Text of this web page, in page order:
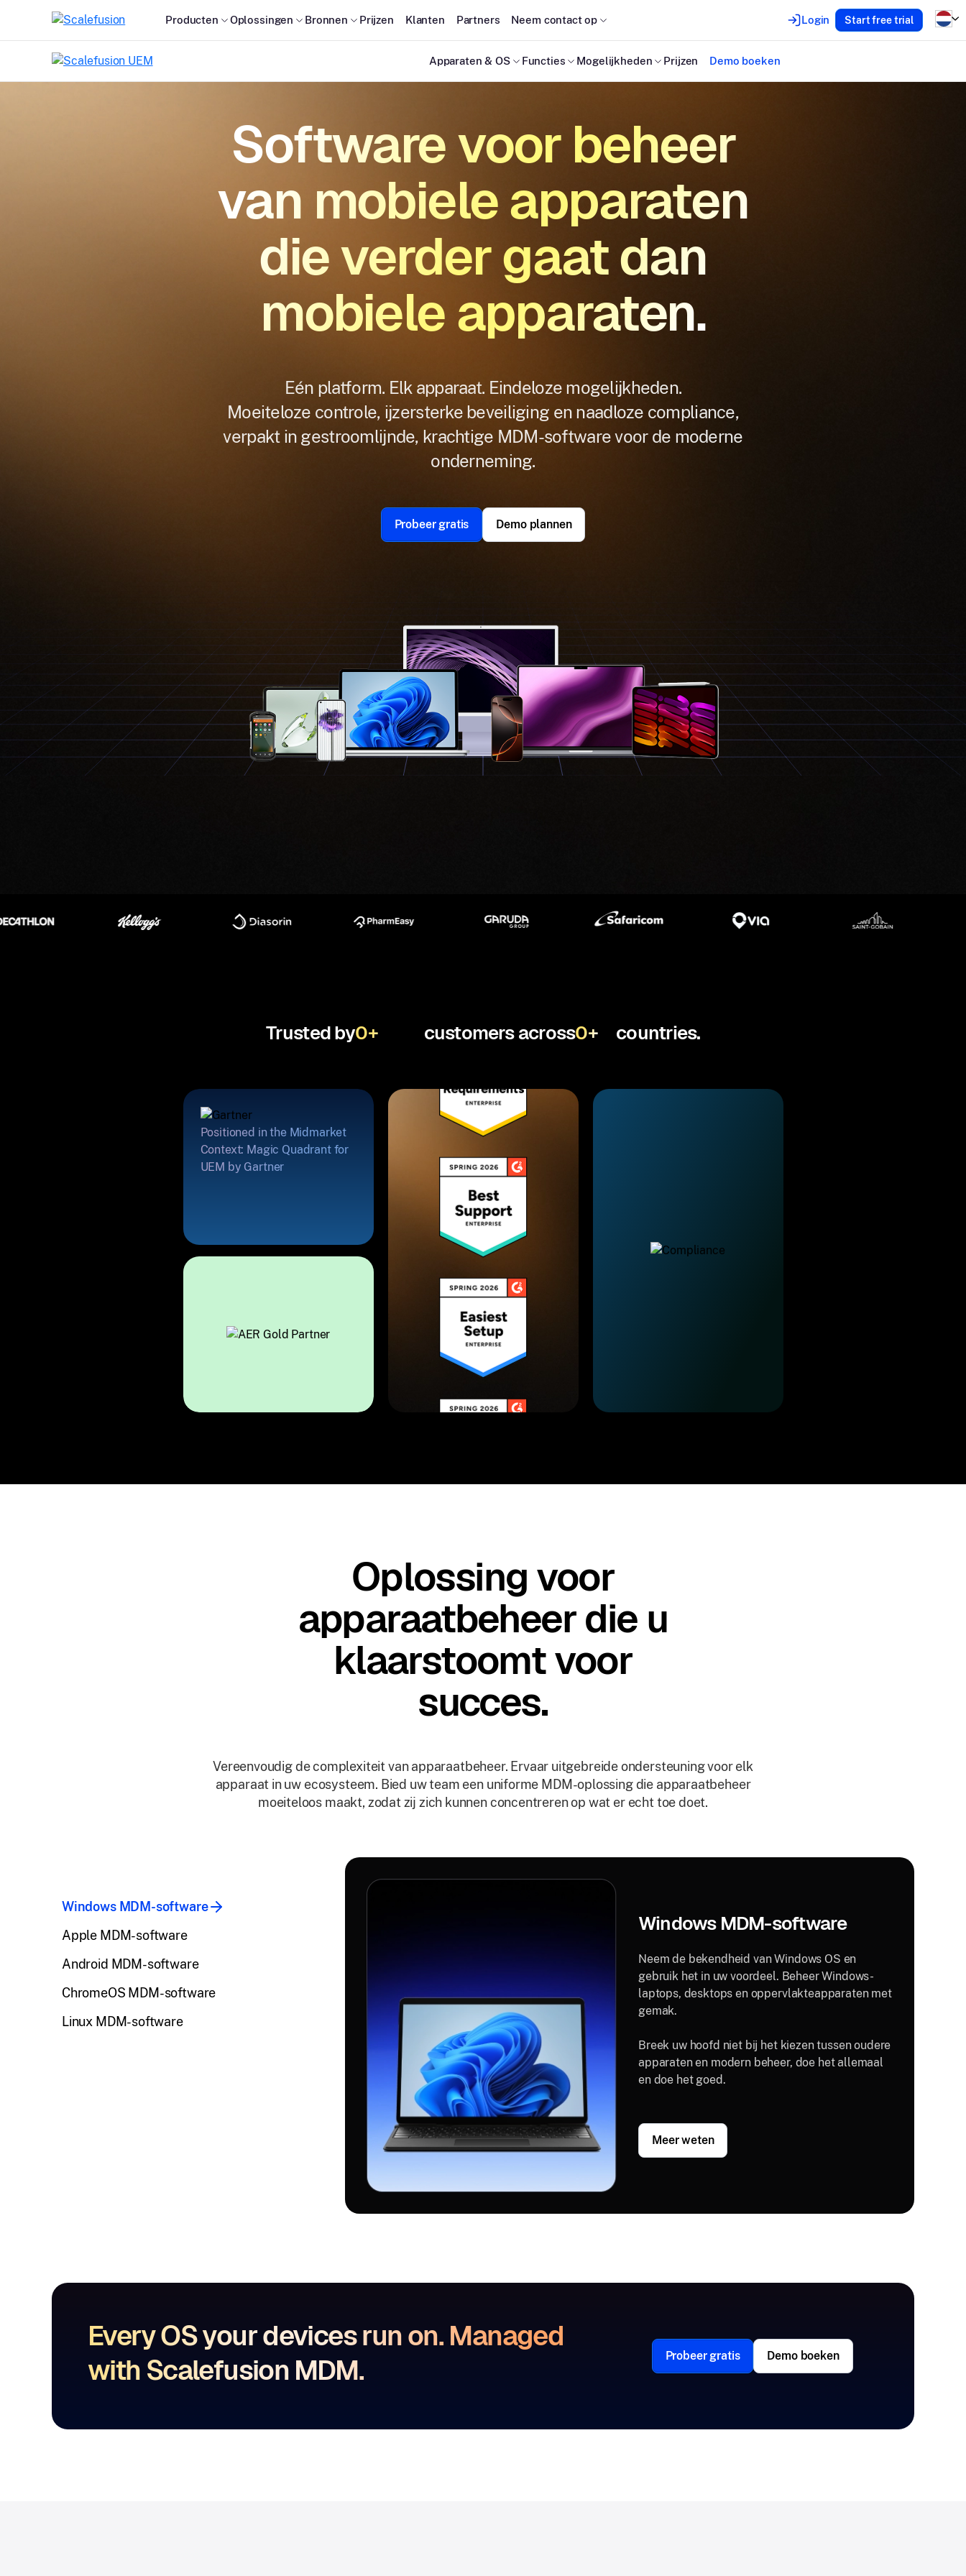
Producten Oplossingen Bronnen Prijzen Klanten Partners Neem contact op Login Start free trial
Apparaten & OS Functies Mogelijkheden Prijzen Demo boeken
Software voor beheer
van mobiele apparaten
die verder gaat dan
mobiele apparaten.
Eén platform. Elk apparaat. Eindeloze mogelijkheden.
Moeiteloze controle, ijzersterke beveiliging en naadloze compliance,
verpakt in gestroomlijnde, krachtige MDM-software voor de moderne
onderneming.
Probeer gratis Demo plannen
Trusted by0+ customers across0+ countries.
Positioned in the Midmarket
Context: Magic Quadrant for
UEM by Gartner
Oplossing voor
apparaatbeheer die u
klaarstoomt voor
succes.
Vereenvoudig de complexiteit van apparaatbeheer. Ervaar uitgebreide ondersteuning voor elk
apparaat in uw ecosysteem. Bied uw team een ​​uniforme MDM-oplossing die apparaatbeheer
moeiteloos maakt, zodat zij zich kunnen concentreren op wat er echt toe doet.
Windows MDM-software
Apple MDM-software
Android MDM-software
ChromeOS MDM-software
Linux MDM-software
Windows MDM-software
Neem de bekendheid van Windows OS en
gebruik het in uw voordeel. Beheer Windows-
laptops, desktops en oppervlakteapparaten met
gemak.
Breek uw hoofd niet bij het kiezen tussen oudere
apparaten en modern beheer, doe het allemaal
en doe het goed.
Meer weten
Every OS your devices run on. Managed
with Scalefusion MDM.
Probeer gratis Demo boeken